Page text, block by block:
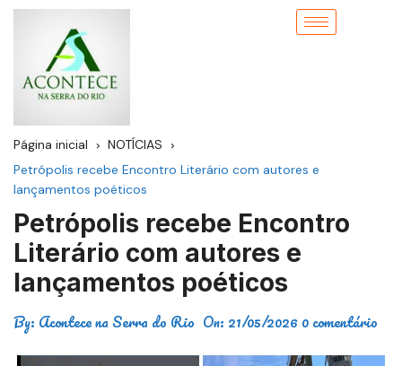
Página inicial
NOTÍCIAS
Petrópolis recebe Encontro Literário com autores e
lançamentos poéticos
Petrópolis recebe Encontro
Literário com autores e
lançamentos poéticos
By: Acontece na Serra do Rio On: 21/05/20260 comentário